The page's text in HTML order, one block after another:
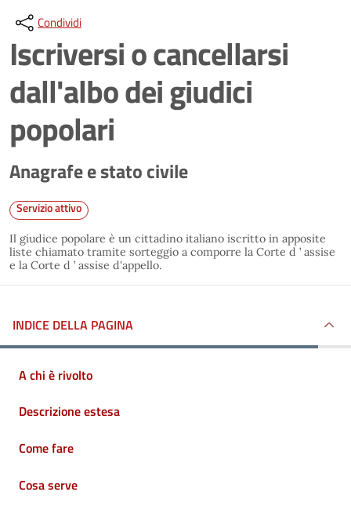
Condividi
Iscriversi o cancellarsi
dall'albo dei giudici
popolari
Anagrafe e stato civile
Servizio attivo
Il giudice popolare è un cittadino italiano iscritto in apposite
liste chiamato tramite sorteggio a comporre la Corte d ’ assise
e la Corte d ’ assise d'appello.
INDICE DELLA PAGINA
A chi è rivolto
Descrizione estesa
Come fare
Cosa serve